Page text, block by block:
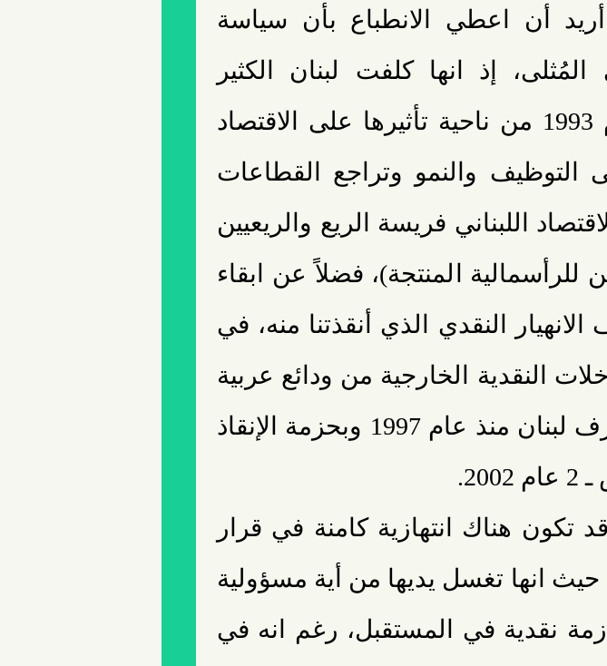
أريد أن اعطي الانطباع بأن سياسة
إذ انها كلفت لبنان الكثير
اقتصادياً منذ عام 1993 من ناحية تأثيرها على الاقتصاد
التوظيف والنمو وتراجع القطاعات
اللبناني فريسة الريع والريعيين
للرأسمالية المنتجة)، فضلاً عن ابقاء
النقدي الذي أنقذتنا منه، في
النقدية الخارجية من ودائع عربية
وآسيوية في مصرف لبنان منذ عام 1997 وبحزمة الإنقاذ
تكون هناك انتهازية كامنة في قرار
حيث انها تغسل يديها من أية مسؤولية
نقدية في المستقبل، رغم انه في